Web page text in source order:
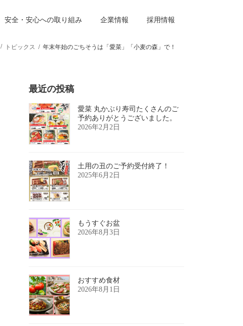
安全・安心への取り組み 企業情報 採用情報
トピックス 年末年始のごちそうは「愛菜」「小麦の森」で！
最近の投稿
愛菜 丸かぶり寿司たくさんのご
予約ありがとうございました。
2026年2月2日
土用の丑のご予約受付終了！
2025年6月2日
もうすぐお盆
2026年8月3日
おすすめ食材
2026年8月1日